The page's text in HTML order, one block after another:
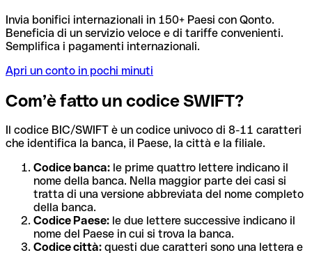
Invia bonifici internazionali in 150+ Paesi con Qonto.
Beneficia di un servizio veloce e di tariffe convenienti.
Semplifica i pagamenti internazionali.
Apri un conto in pochi minuti
Com’è fatto un codice SWIFT?
Il codice BIC/SWIFT è un codice univoco di 8-11 caratteri
che identifica la banca, il Paese, la città e la filiale.
Codice banca: le prime quattro lettere indicano il
nome della banca. Nella maggior parte dei casi si
tratta di una versione abbreviata del nome completo
della banca.
Codice Paese: le due lettere successive indicano il
nome del Paese in cui si trova la banca.
Codice città: questi due caratteri sono una lettera e